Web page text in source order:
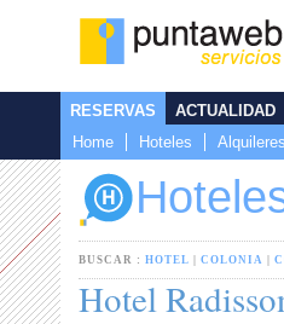
RESERVAS
Home
Hoteles Alquileres
ACTUALIDAD
BUSCAR : HOTEL COLONIA
Hotel